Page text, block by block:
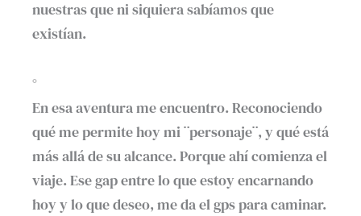
nuestras que ni siquiera sabíamos que
existían.⁣
°⁣
En esa aventura me encuentro. Reconociendo
qué me permite hoy mi ¨personaje¨, y qué está
más allá de su alcance. Porque ahí comienza el
viaje. Ese gap entre lo que estoy encarnando
hoy y lo que deseo, me da el gps para caminar.⁣